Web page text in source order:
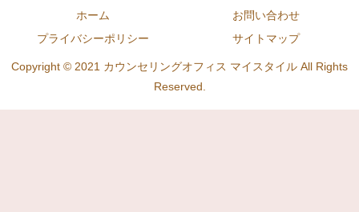
ホーム
お問い合わせ
プライバシーポリシー
サイトマップ
Copyright © 2021 カウンセリングオフィス マイスタイル All Rights
Reserved.